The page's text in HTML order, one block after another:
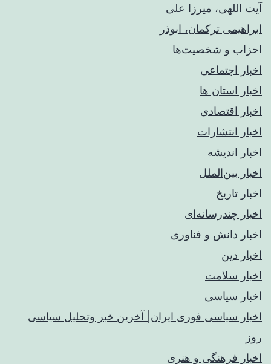
آیت اللهی، میرزا علی
ابراهیمی ترکمان، ابوذر
احزاب و شخصیت‌ها
اخبار اجتماعی
اخبار استان ها
اخبار اقتصادی
اخبار انتشارات
اخبار اندیشه
اخبار بین‌الملل
اخبار تاریخ
اخبار چندرسانه‌ای
اخبار دانش و فناوری
اخبار دین
اخبار سلامت
اخبار سیاسی
اخبار سیاسی فوری ایران| آخرین خبر وتحلیل سیاسی
روز
اخبار فرهنگی و هنری